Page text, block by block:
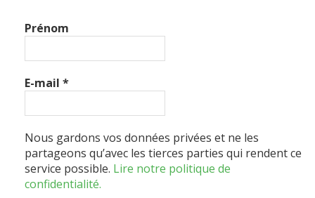
Prénom
E-mail *
Nous gardons vos données privées et ne les
partageons qu’avec les tierces parties qui rendent ce
service possible. Lire notre politique de
confidentialité.